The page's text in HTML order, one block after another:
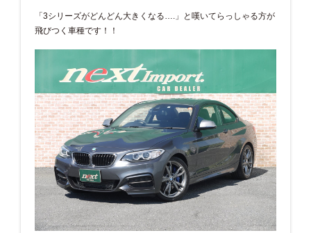
「3シリーズがどんどん大きくなる….」と嘆いてらっしゃる方が
飛びつく車種です！！